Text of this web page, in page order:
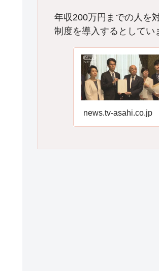
年収200万円までの人を
制度を導入するとしてい
news.tv-asahi.co.jp